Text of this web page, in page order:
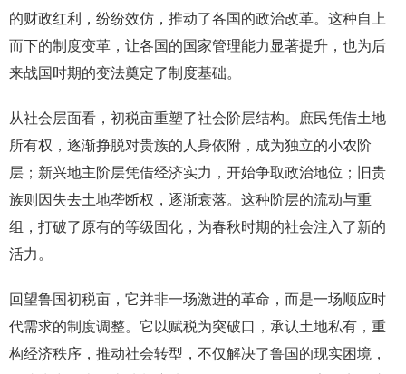
的财政红利，纷纷效仿，推动了各国的政治改革。这种自上
而下的制度变革，让各国的国家管理能力显著提升，也为后
来战国时期的变法奠定了制度基础。
从社会层面看，初税亩重塑了社会阶层结构。庶民凭借土地
所有权，逐渐挣脱对贵族的人身依附，成为独立的小农阶
层；新兴地主阶层凭借经济实力，开始争取政治地位；旧贵
族则因失去土地垄断权，逐渐衰落。这种阶层的流动与重
组，打破了原有的等级固化，为春秋时期的社会注入了新的
活力。
回望鲁国初税亩，它并非一场激进的革命，而是一场顺应时
代需求的制度调整。它以赋税为突破口，承认土地私有，重
构经济秩序，推动社会转型，不仅解决了鲁国的现实困境，